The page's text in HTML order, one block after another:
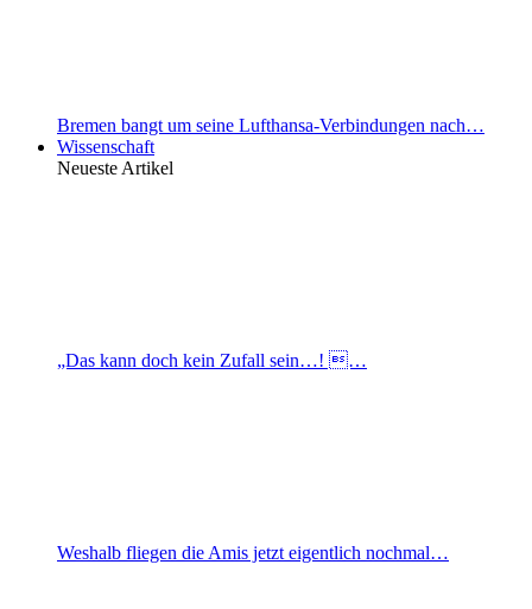
Bremen bangt um seine Lufthansa-Verbindungen nach…
Wissenschaft
Neueste Artikel
„Das kann doch kein Zufall sein…! …
Weshalb fliegen die Amis jetzt eigentlich nochmal…